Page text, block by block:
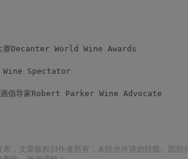
赛Decanter World Wine Awards
》Wine Spectator
酒倡导家Robert Parker Wine Advocate
布，文章版权归作者所有，未经允许请勿转载。因